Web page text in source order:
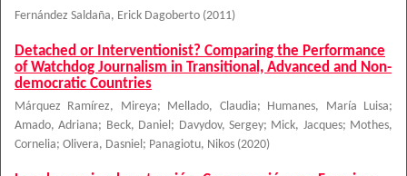
Fernández Saldaña, Erick Dagoberto (2011)
Detached or Interventionist? Comparing the Performance
of Watchdog Journalism in Transitional, Advanced and Non-
democratic Countries
Márquez Ramírez, Mireya; Mellado, Claudia; Humanes, María Luisa;
Amado, Adriana; Beck, Daniel ; Davydov, Sergey; Mick, Jacques; Mothes,
Cornelia; Olivera, Dasniel ; Panagiotu, Nikos (2020)